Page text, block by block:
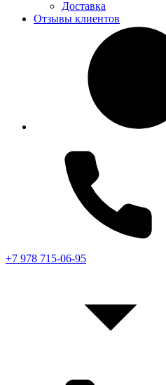
Доставка
Отзывы клиентов
+7 978 715-06-95